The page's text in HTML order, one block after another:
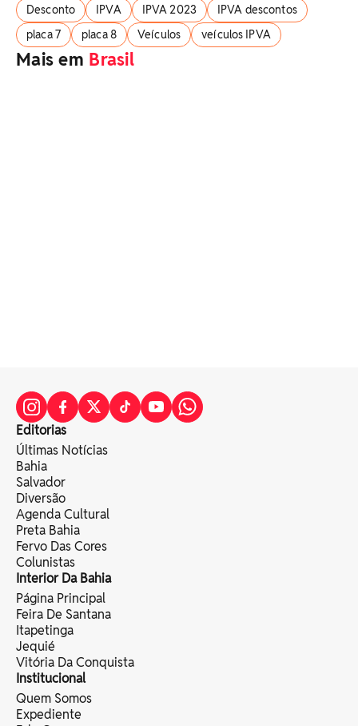
Desconto IPVA IPVA 2023
IPVA descontos
placa 7
placa 8 Veículos veículos IPVA
Mais em Brasil
Editorias
Últimas Notícias
Bahia
Salvador
Diversão
Agenda Cultural
Preta Bahia
Fervo Das Cores
Colunistas
Interior Da Bahia
Página Principal
Feira De Santana
Itapetinga
Jequié
Vitória Da Conquista
Institucional
Quem Somos
Expediente